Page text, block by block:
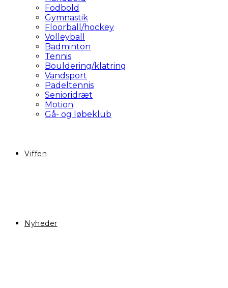
Fodbold
Gymnastik
Floorball/hockey
Volleyball
Badminton
Tennis
Bouldering/klatring
Vandsport
Padeltennis
Senioridræt
Motion
Gå- og løbeklub
Viffen
Nyheder